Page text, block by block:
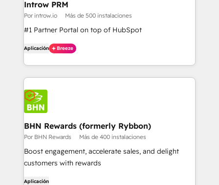
Introw PRM
Por introw.io Más de 500 instalaciones
#1 Partner Portal on top of HubSpot
Aplicación Breeze
BHN Rewards (formerly Rybbon)
Por BHN Rewards Más de 400 instalaciones
Boost engagement, accelerate sales, and delight
customers with rewards
Aplicación